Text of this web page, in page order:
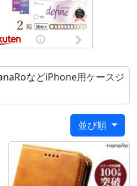
などiPhone用ケースジ
並び順